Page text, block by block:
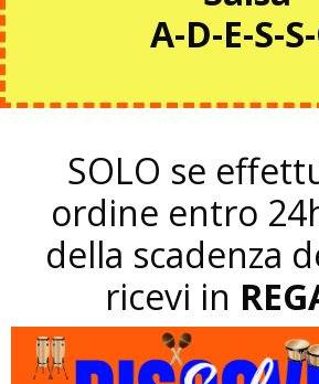
A-D-E-S-
SOLO se
ordine entro
della scadenza
ricevi in